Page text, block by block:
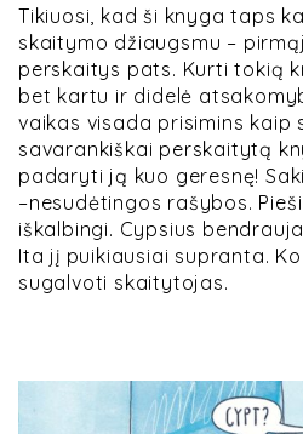
Tikiuosi, kad ši knyga taps
skaitymo džiaugsmu –
perskaitys pats. Kurti tokią
bet kartu ir didelė
vaikas visada prisimins kaip
savarankiškai perskaitytą
padaryti ją kuo geresnę!
–nesudėtingos rašybos.
iškalbingi. Cypsius
Ita jį puikiausiai supranta.
sugalvoti skaitytojas.